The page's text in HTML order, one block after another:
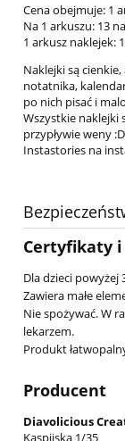
Cena obejmuje: 1
Na 1 arkuszu: 13
1 arkusz naklejek:
Naklejki są
notatnika,
po nich pisać i
Wszystkie naklejki
przypływie weny
Instastories na
Certyfikaty i
Dla dzieci powyżej
Zawiera małe
Nie spożywać. W
lekarzem.
Produkt
Producent
Diavolicious
Kaspijska 1/35